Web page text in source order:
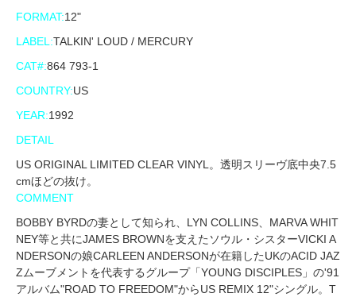
FORMAT:12"
LABEL:TALKIN' LOUD / MERCURY
CAT#:864 793-1
COUNTRY:US
YEAR:1992
DETAIL
US ORIGINAL LIMITED CLEAR VINYL。透明スリーヴ底中央7.5
cmほどの抜け。
COMMENT
BOBBY BYRDの妻として知られ、LYN COLLINS、MARVA WHIT
NEY等と共にJAMES BROWNを支えたソウル・シスターVICKI A
NDERSONの娘CARLEEN ANDERSONが在籍したUKのACID JAZ
Zムーブメントを代表するグループ「YOUNG DISCIPLES」の'91
アルバム"ROAD TO FREEDOM"からUS REMIX 12"シングル。T